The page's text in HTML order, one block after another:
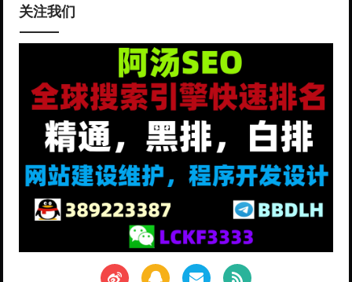
关注我们